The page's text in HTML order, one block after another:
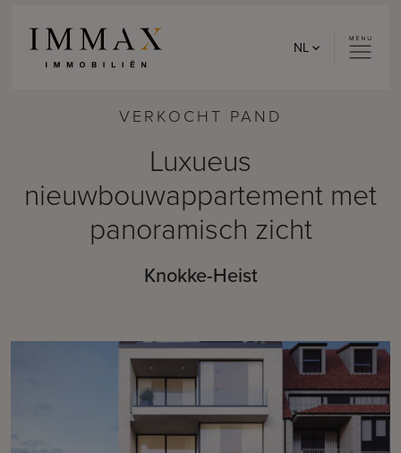
NL
VERKOCHT PAND
Luxueus
nieuwbouwappartement met
panoramisch zicht
Knokke-Heist